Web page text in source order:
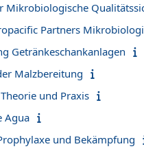
Mikrobiologische
Partners
Getränkeschankanlagen
Malzbereitung
und Praxis
Agua
und Bekämpfung